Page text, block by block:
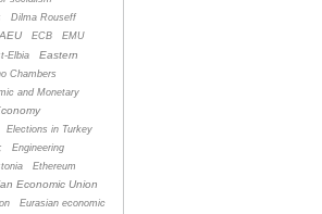
Dilma Rouseff
ECB EMU
Elbia
Eastern
Chambers
and Monetary
Elections in Turkey
Engineering
Ethereum
Economic Union
Eurasian economic